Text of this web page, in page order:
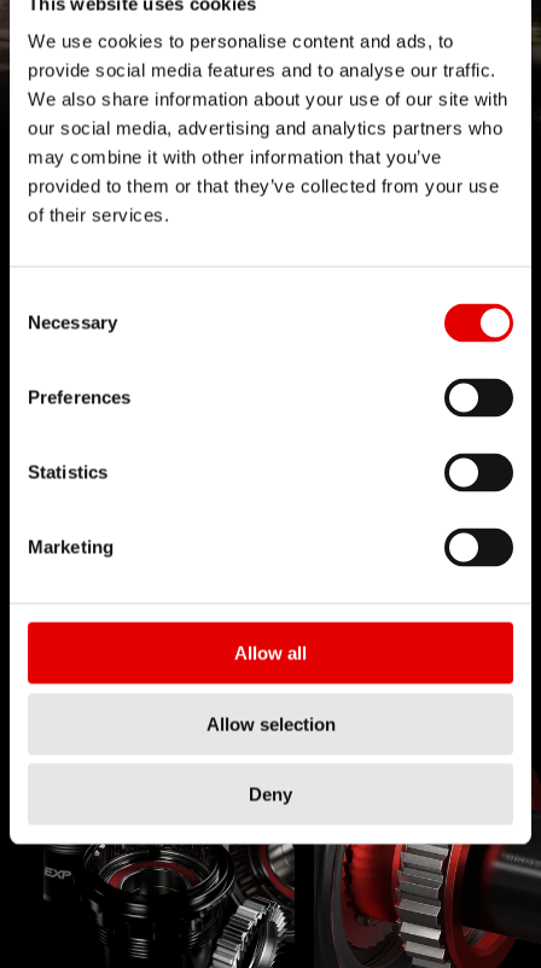
We use cookies to personalise content and ads, to
provide social media features and to analyse our traffic.
We also share information about your use of our site with
our social media, advertising and analytics partners who
may combine it with other information that you’ve
provided to them or that they’ve collected from your use
of their services.
Necessary
Preferences
Statistics
Marketing
Allow all
Allow selection
Deny
ALL FUN,NO FUSS
Ruote MTB 1700: tutti i componenti per uscite
emozionanti, senza complicazioni.
Ulteriori informazioni
continua ricerca delle soluzioni più sofisticate
continua e ricerca della perfezione: è questa
degli ingegneri di DT Swiss.